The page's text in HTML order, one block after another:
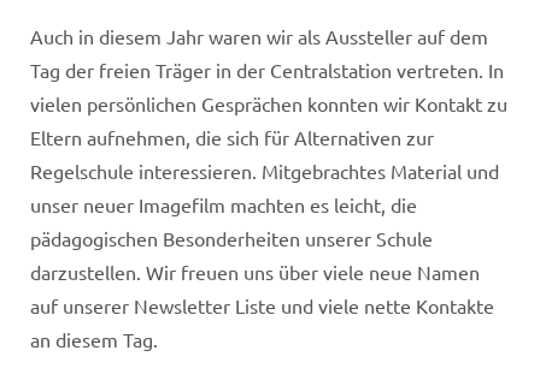
Auch in diesem Jahr waren wir als Aussteller auf dem
Tag der freien Träger in der Centralstation vertreten. In
vielen persönlichen Gesprächen konnten wir Kontakt zu
Eltern aufnehmen, die sich für Alternativen zur
Regelschule interessieren. Mitgebrachtes Material und
unser neuer Imagefilm machten es leicht, die
pädagogischen Besonderheiten unserer Schule
darzustellen. Wir freuen uns über viele neue Namen
auf unserer Newsletter Liste und viele nette Kontakte
an diesem Tag.